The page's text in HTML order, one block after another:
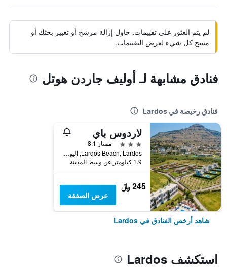
لم يتم العثور على تقييمات. حاول إزالة مرشح أو تغيير بحثك أو
مسح كل شيء لعرض التقييمات.
فنادق مشابهة لـ أوليف جاردن هوتل
فنادق رخيصة في Lardos
لاردوس باي
3 نجوم
ممتاز 8.1
Lardos Beach, Lardos, اليونان
1.9 كيلومتر عن وسط المدينة
245 ﷼
عرض الصفقة
شاهد أرخص الفنادق في Lardos
استكشف Lardos